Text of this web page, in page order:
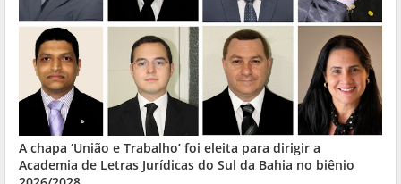
A chapa ‘União e Trabalho’ foi eleita para dirigir a
Academia de Letras Jurídicas do Sul da Bahia no biênio